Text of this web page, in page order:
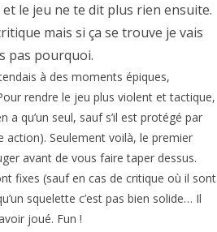
et le jeu ne te dit plus rien ensuite.
mais si ça se trouve je vais
pas pourquoi.
à des moments épiques,
rendre le jeu plus violent et tactique,
a qu’un seul, sauf s’il est protégé par
action). Seulement voilà, le premier
avant de vous faire taper dessus.
fixes (sauf en cas de critique où il sont
squelette c’est pas bien solide… Il
joué. Fun !